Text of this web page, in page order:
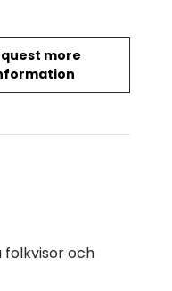
more
ja soitelmia.
folkvisor och